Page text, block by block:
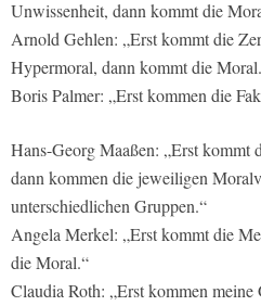
Unwissenheit, dann kommt die
Arnold Gehlen: „Erst kommt die
Hypermoral, dann kommt die
Boris Palmer: „Erst kommen die
Hans-Georg Maaßen: „Erst kommt
dann kommen die jeweiligen
unterschiedlichen Gruppen.“
Angela Merkel: „Erst kommt die
die Moral.“
Claudia Roth: „Erst kommen